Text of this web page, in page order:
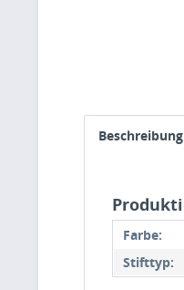
Beschreibung
Farbe:
Stifttyp: